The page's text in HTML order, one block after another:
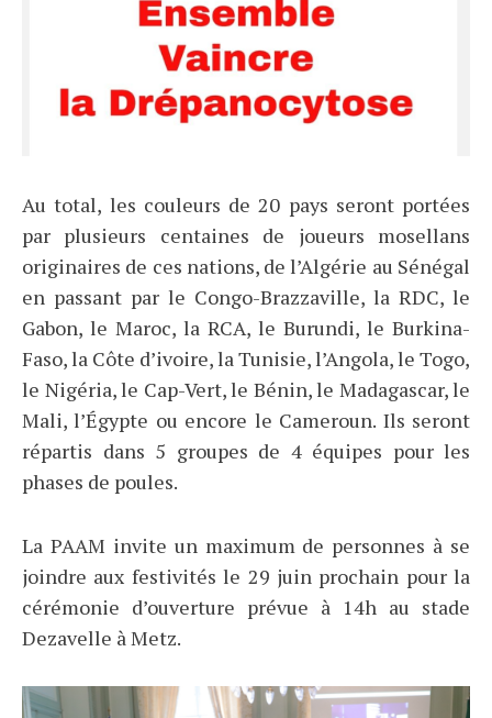
Au total, les couleurs de 20 pays seront portées
par plusieurs centaines de joueurs mosellans
originaires de ces nations, de l’Algérie au Sénégal
en passant par le Congo-Brazzaville, la RDC, le
Gabon, le Maroc, la RCA, le Burundi, le Burkina-
Faso, la Côte d’ivoire, la Tunisie, l’Angola, le Togo,
le Nigéria, le Cap-Vert, le Bénin, le Madagascar, le
Mali, l’Égypte ou encore le Cameroun. Ils seront
répartis dans 5 groupes de 4 équipes pour les
phases de poules.
La PAAM invite un maximum de personnes à se
joindre aux festivités le 29 juin prochain pour la
cérémonie d’ouverture prévue à 14h au stade
Dezavelle à Metz.